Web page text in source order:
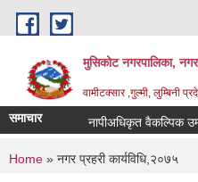
Skip to main content
मुसिकोट नगरपालिका, नगर
वामीटक्सार ,गुल्मी, लुम्बिनी
समाचार नापीअधिकृत वैकल्पिक
You are here
Home » नगर प्रहरी कार्यविधि,२०७५